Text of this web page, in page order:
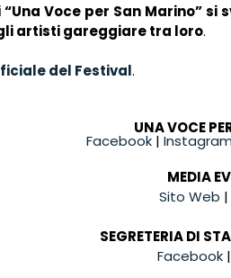
Voce per San Marino” si
artisti gareggiare tra loro.
del Festival.
UNA VOCE
Facebook | Instagram
MEDIA
Sito Web |
SEGRETERIA DI
Facebook|